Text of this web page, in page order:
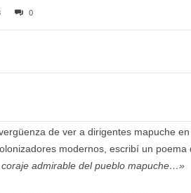
0
de ver a dirigentes mapuche
modernos, escribí un poema
admirable del pueblo mapuche…»